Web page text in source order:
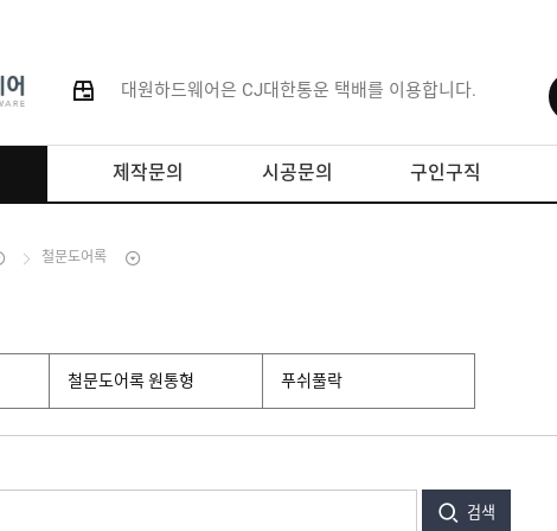
대원하드웨어은 CJ대한통운 택배를 이용합니다.
제작문의 시공문의 구인구직
철문도어록
철문도어록 원통형 푸쉬풀락
검색